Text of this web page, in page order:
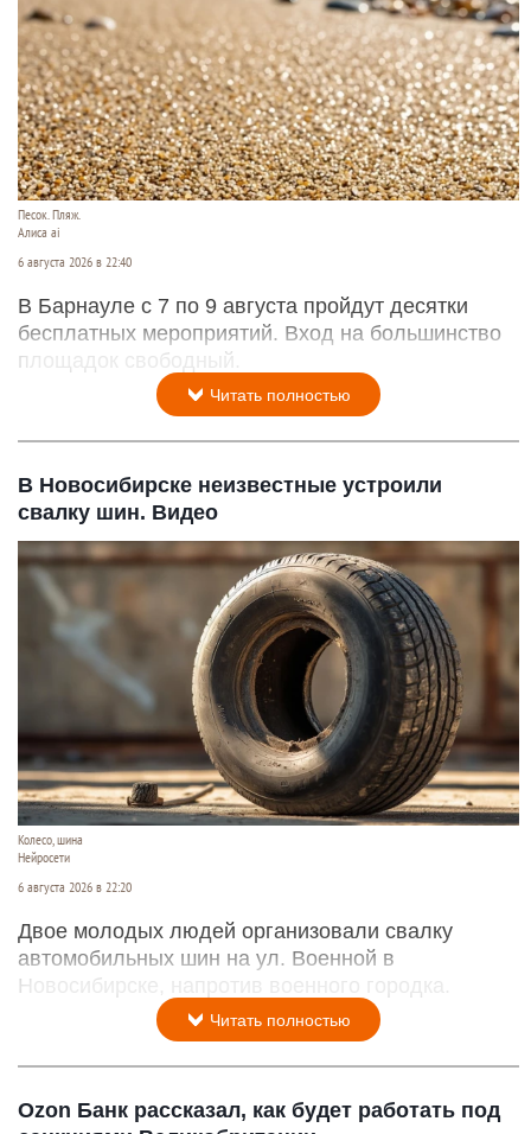
Песок. Пляж.
Алиса ai
6 августа 2026 в 22:40
В Барнауле с 7 по 9 августа пройдут десятки
бесплатных мероприятий. Вход на большинство
площадок свободный.
Читать полностью
В Новосибирске неизвестные устроили
свалку шин. Видео
Колесо, шина
Нейросети
6 августа 2026 в 22:20
Двое молодых людей организовали свалку
автомобильных шин на ул. Военной в
Новосибирске, напротив военного городка.
Читать полностью
Ozon Банк рассказал, как будет работать под